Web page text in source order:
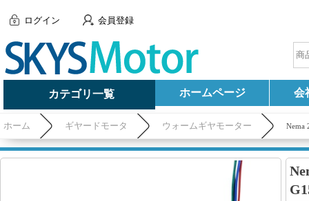
ログイン 会員登録
カテゴリ一覧 ホームページ 会
ホーム ギヤードモータ ウォームギヤモーター Nema